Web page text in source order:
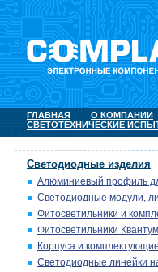
ГЛАВНАЯ О КОМПАНИИ
СВЕТОТЕХНИЧЕСКИЕ
Светодиодные изделия
Алюминиевый профиль
Светодиодные модули,
Фитосветильники и
Фитосветильники
Корпуса и
Светодиодные линейки